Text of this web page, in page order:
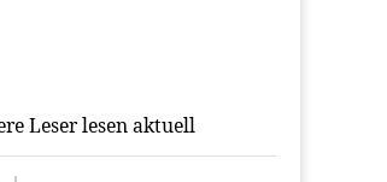
Leser lesen aktuell